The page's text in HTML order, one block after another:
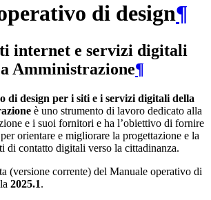
di design¶
internet e servizi digitali
Amministrazione¶
di design per i siti e i servizi digitali della
è uno strumento di lavoro dedicato alla
e i suoi fornitori e ha l’obiettivo di fornire
orientare e migliorare la progettazione e la
di contatto digitali verso la cittadinanza.
(versione corrente) del Manuale operativo di
2025.1.